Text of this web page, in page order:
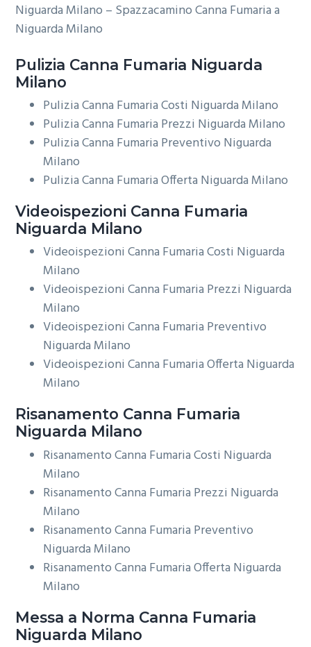
Niguarda Milano – Spazzacamino Canna Fumaria a
Niguarda Milano
Pulizia Canna Fumaria Niguarda
Milano
Pulizia Canna Fumaria Costi Niguarda Milano
Pulizia Canna Fumaria Prezzi Niguarda Milano
Pulizia Canna Fumaria Preventivo Niguarda
Milano
Pulizia Canna Fumaria Offerta Niguarda Milano
Videoispezioni Canna Fumaria
Niguarda Milano
Videoispezioni Canna Fumaria Costi Niguarda
Milano
Videoispezioni Canna Fumaria Prezzi Niguarda
Milano
Videoispezioni Canna Fumaria Preventivo
Niguarda Milano
Videoispezioni Canna Fumaria Offerta Niguarda
Milano
Risanamento Canna Fumaria
Niguarda Milano
Risanamento Canna Fumaria Costi Niguarda
Milano
Risanamento Canna Fumaria Prezzi Niguarda
Milano
Risanamento Canna Fumaria Preventivo
Niguarda Milano
Risanamento Canna Fumaria Offerta Niguarda
Milano
Messa a Norma Canna Fumaria
Niguarda Milano